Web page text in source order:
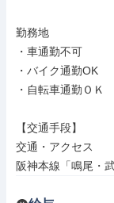
勤務地
・車通勤不可
・バイク通勤OK
・自転車通勤ＯＫ
【交通手段】
交通・アクセス
阪神本線「鳴尾・